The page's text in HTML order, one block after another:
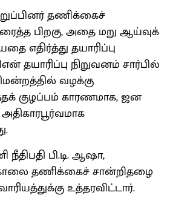
தணிக்கைச்
பிறகு, அதை மறு ஆய்வுக்
எதிர்த்து தயாரிப்பு
தயாரிப்பு நிறுவனம் சார்பில்
வழக்கு
குழப்பம் காரணமாக, ஜன
பி.டி. ஆஷா,
தணிக்கைச் சான்றிதழை
உத்தரவிட்டார்.